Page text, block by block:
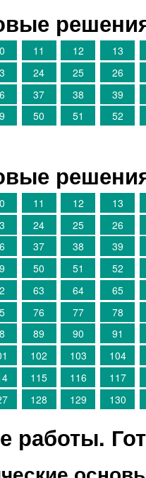
11 12 13
24 25 26
37 38 39
50 51 52
11 12 13
24 25 26
37 38 39
50 51 52
63 64 65
76 77 78
89 90 91
102 103 104
115 116 117
128 129 130
работы.